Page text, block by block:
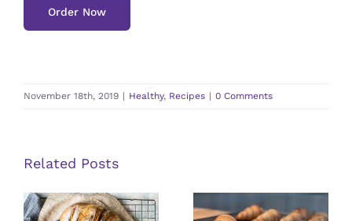
Order Now
November 18th, 2019 | Healthy, Recipes | 0 Comments
Related Posts